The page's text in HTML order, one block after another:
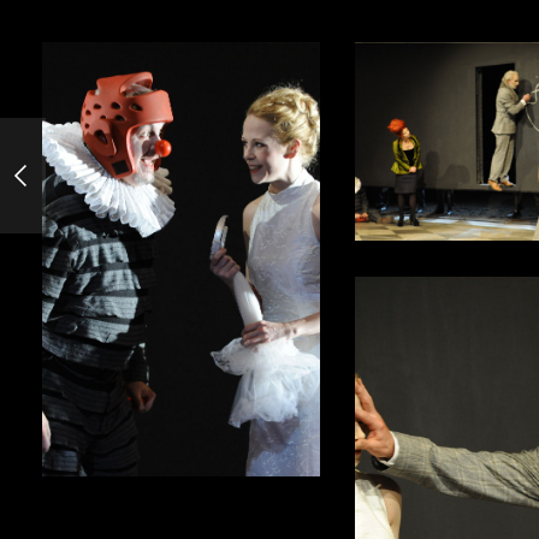
Emilia Gallotti